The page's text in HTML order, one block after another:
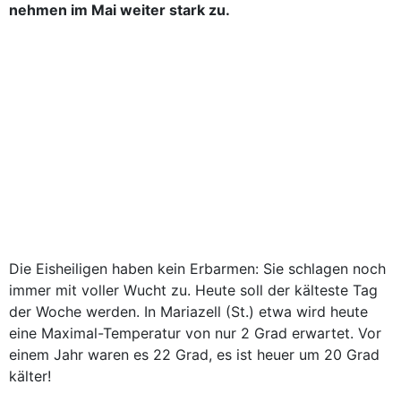
nehmen im Mai weiter stark zu.
Die Eisheiligen haben kein Erbarmen: Sie schlagen noch
immer mit voller Wucht zu. Heute soll der kälteste Tag
der Woche werden. In Mariazell (St.) etwa wird heute
eine Maximal-Temperatur von nur 2 Grad erwartet. Vor
einem Jahr waren es 22 Grad, es ist heuer um 20 Grad
kälter!